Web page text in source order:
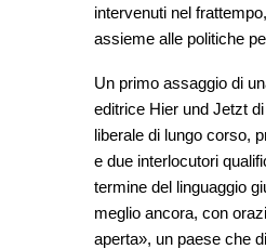
intervenuti nel
assieme alle politiche
Un primo assaggio di
editrice Hier und Jetzt
liberale di lungo corso,
e due interlocutori
termine del linguaggio
meglio ancora, con
aperta», un paese che